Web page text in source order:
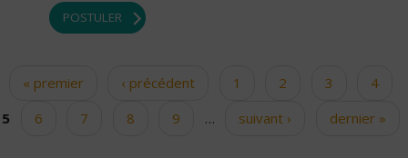
POSTULER
Pages
« premier ‹ précédent 1 2 3
4
5
6 7 8 9 … suivant › dernier »